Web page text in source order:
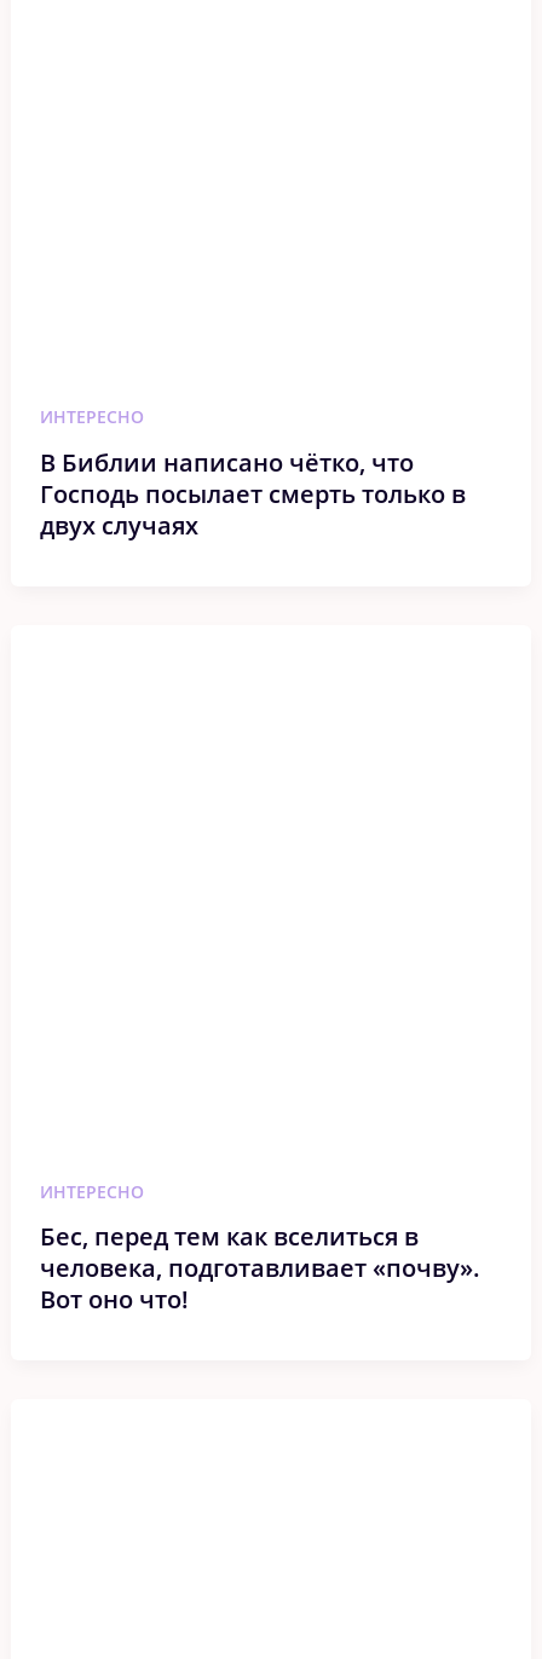
ИНТЕРЕСНО
В Библии написано чётко, что
Господь посылает смерть только в
двух случаях
ИНТЕРЕСНО
Бес, перед тем как вселиться в
человека, подготавливает «почву».
Вот оно что!